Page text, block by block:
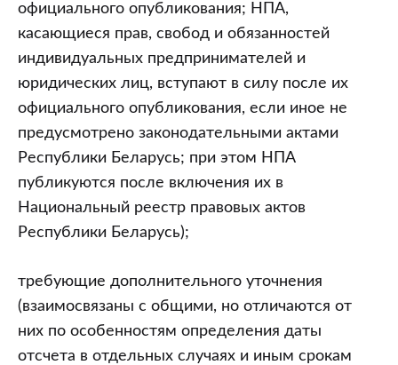
официального опубликования; НПА,
касающиеся прав, свобод и обязанностей
индивидуальных предпринимателей и
юридических лиц, вступают в силу после их
официального опубликования, если иное не
предусмотрено законодательными актами
Республики Беларусь; при этом НПА
публикуются после включения их в
Национальный реестр правовых актов
Республики Беларусь);
требующие дополнительного уточнения
(взаимосвязаны с общими, но отличаются от
них по особенностям определения даты
отсчета в отдельных случаях и иным срокам